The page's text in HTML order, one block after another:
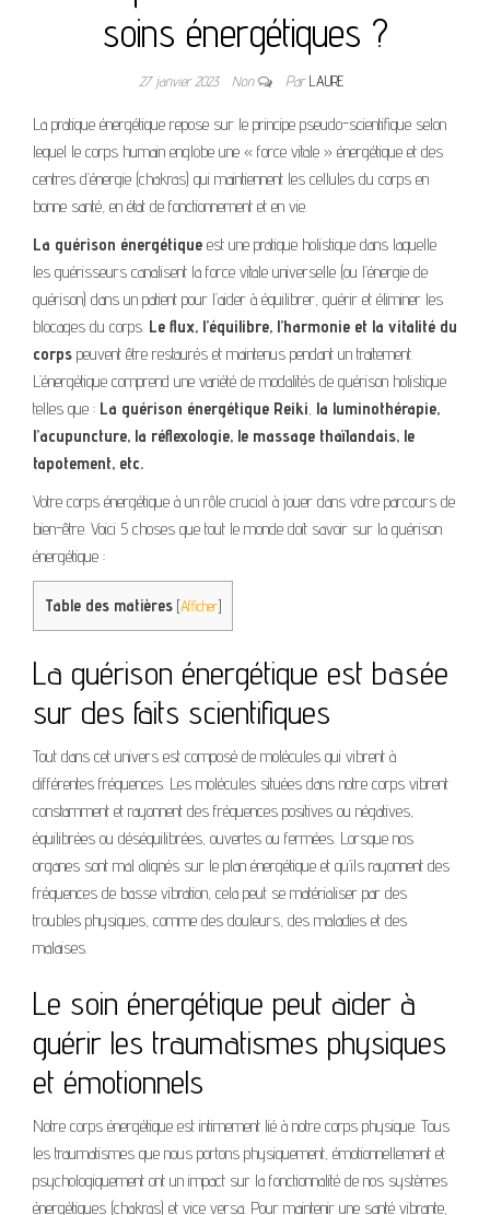
soins énergétiques ?
27 janvier 2023 Non ParLAURE
La pratique énergétique repose sur le principe pseudo-scientifique selon
lequel le corps humain englobe une « force vitale » énergétique et des
centres d’énergie (chakras) qui maintiennent les cellules du corps en
bonne santé, en état de fonctionnement et en vie.
La guérison énergétique est une pratique holistique dans laquelle
les guérisseurs canalisent la force vitale universelle (ou l’énergie de
guérison) dans un patient pour l’aider à équilibrer, guérir et éliminer les
blocages du corps. Le flux, l’équilibre, l’harmonie et la vitalité du
corps peuvent être restaurés et maintenus pendant un traitement.
L’énergétique comprend une variété de modalités de guérison holistique
telles que : La guérison énergétique Reiki, la luminothérapie,
l’acupuncture, la réflexologie, le massage thaïlandais, le
tapotement, etc.
Votre corps énergétique à un rôle crucial à jouer dans votre parcours de
bien-être. Voici 5 choses que tout le monde doit savoir sur la guérison
énergétique :
Table des matières [Afficher]
La guérison énergétique est basée
sur des faits scientifiques
Tout dans cet univers est composé de molécules qui vibrent à
différentes fréquences. Les molécules situées dans notre corps vibrent
constamment et rayonnent des fréquences positives ou négatives,
équilibrées ou déséquilibrées, ouvertes ou fermées. Lorsque nos
organes sont mal alignés sur le plan énergétique et qu’ils rayonnent des
fréquences de basse vibration, cela peut se matérialiser par des
troubles physiques, comme des douleurs, des maladies et des
malaises.
Le soin énergétique peut aider à
guérir les traumatismes physiques
et émotionnels
Notre corps énergétique est intimement lié à notre corps physique. Tous
les traumatismes que nous portons physiquement, émotionnellement et
psychologiquement ont un impact sur la fonctionnalité de nos systèmes
énergétiques (chakras) et vice versa. Pour maintenir une santé vibrante,